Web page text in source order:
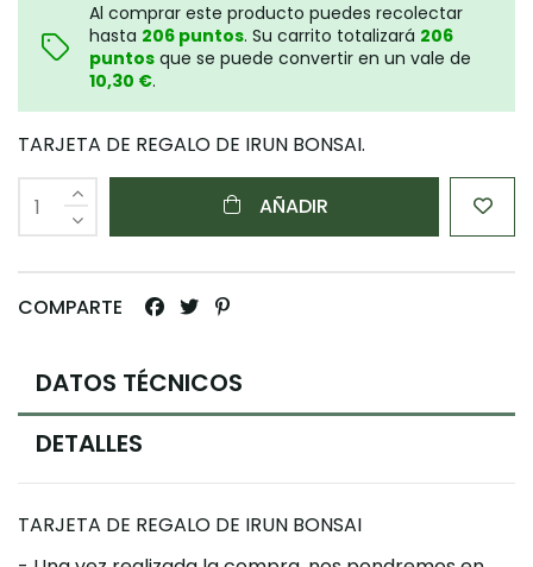
Al comprar este producto puedes recolectar
hasta 206 puntos. Su carrito totalizará 206
puntos que se puede convertir en un vale de
10,30 €.
TARJETA DE REGALO DE IRUN BONSAI.
AÑADIR
COMPARTE
DATOS TÉCNICOS
DETALLES
TARJETA DE REGALO DE IRUN BONSAI